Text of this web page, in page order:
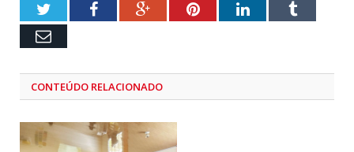
TwitterFacebookGoogle+PinterestLinkedInTumblr
Email
CONTEÚDO RELACIONADO